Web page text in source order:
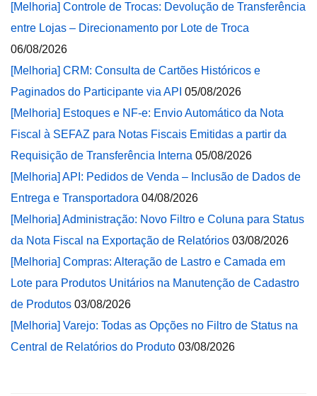
[Melhoria] Controle de Trocas: Devolução de Transferência
entre Lojas – Direcionamento por Lote de Troca
06/08/2026
[Melhoria] CRM: Consulta de Cartões Históricos e
Paginados do Participante via API 05/08/2026
[Melhoria] Estoques e NF-e: Envio Automático da Nota
Fiscal à SEFAZ para Notas Fiscais Emitidas a partir da
Requisição de Transferência Interna 05/08/2026
[Melhoria] API: Pedidos de Venda – Inclusão de Dados de
Entrega e Transportadora 04/08/2026
[Melhoria] Administração: Novo Filtro e Coluna para Status
da Nota Fiscal na Exportação de Relatórios 03/08/2026
[Melhoria] Compras: Alteração de Lastro e Camada em
Lote para Produtos Unitários na Manutenção de Cadastro
de Produtos 03/08/2026
[Melhoria] Varejo: Todas as Opções no Filtro de Status na
Central de Relatórios do Produto 03/08/2026